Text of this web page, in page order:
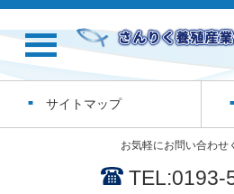
サイトマップ
お気軽にお問い合わせ
TEL:0193-